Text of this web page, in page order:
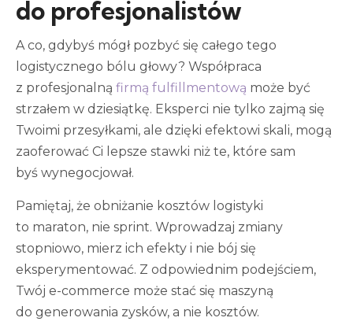
do profesjonalistów
A co, gdybyś mógł pozbyć się całego tego
logistycznego bólu głowy? Współpraca
z profesjonalną firmą fulfillmentową może być
strzałem w dziesiątkę. Eksperci nie tylko zajmą się
Twoimi przesyłkami, ale dzięki efektowi skali, mogą
zaoferować Ci lepsze stawki niż te, które sam
byś wynegocjował.
Pamiętaj, że obniżanie kosztów logistyki
to maraton, nie sprint. Wprowadzaj zmiany
stopniowo, mierz ich efekty i nie bój się
eksperymentować. Z odpowiednim podejściem,
Twój e-commerce może stać się maszyną
do generowania zysków, a nie kosztów.